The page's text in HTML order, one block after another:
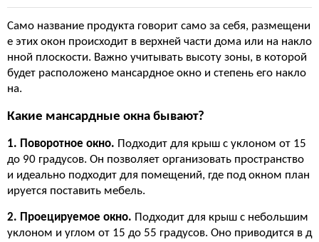
Само название продукта говорит само за себя, размещени
е этих окон происходит в верхней части дома или на накло
нной плоскости. Важно учитывать высоту зоны, в которой
будет расположено мансардное окно и степень его накло
на.
Какие мансардные окна бывают?
1. Поворотное окно. Подходит для крыш с уклоном от 15
до 90 градусов. Он позволяет организовать пространство
и идеально подходит для помещений, где под окном план
ируется поставить мебель.
2. Проецируемое окно. Подходит для крыш с небольшим
уклоном и углом от 15 до 55 градусов. Оно приводится в д